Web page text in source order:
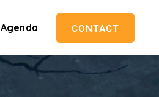
Agenda CONTACT